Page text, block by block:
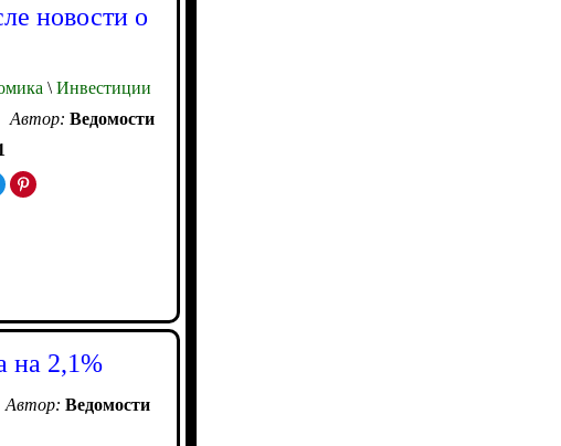
новости о
\ Инвестиции
Автор: Ведомости
на 2,1%
Автор: Ведомости